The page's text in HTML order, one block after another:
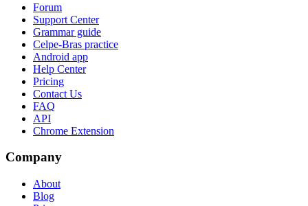
Forum
Support Center
Grammar guide
Celpe-Bras practice
Android app
Help Center
Pricing
Contact Us
FAQ
API
Chrome Extension
Company
About
Blog